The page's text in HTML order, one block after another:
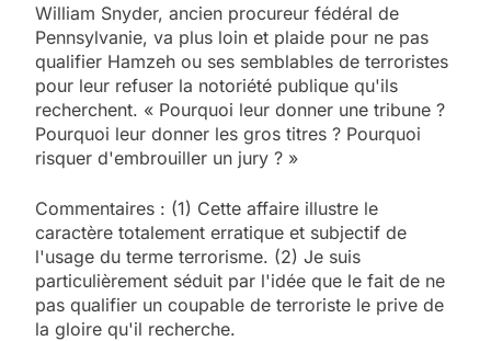
William Snyder, ancien procureur fédéral de
Pennsylvanie, va plus loin et plaide pour ne pas
qualifier Hamzeh ou ses semblables de terroristes
pour leur refuser la notoriété publique qu'ils
recherchent. « Pourquoi leur donner une tribune ?
Pourquoi leur donner les gros titres ? Pourquoi
risquer d'embrouiller un jury ? »
Commentaires : (1) Cette affaire illustre le
caractère totalement erratique et subjectif de
l'usage du terme terrorisme. (2) Je suis
particulièrement séduit par l'idée que le fait de ne
pas qualifier un coupable de terroriste le prive de
la gloire qu'il recherche.